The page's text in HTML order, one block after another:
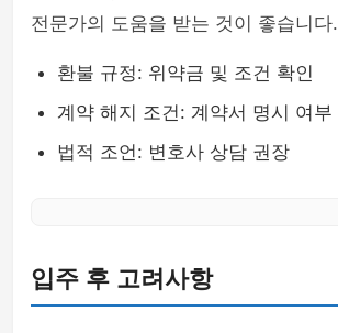
전문가의 도움을 받는 것이 좋습니다.
환불 규정: 위약금 및 조건 확인
계약 해지 조건: 계약서 명시 여부
법적 조언: 변호사 상담 권장
입주 후 고려사항